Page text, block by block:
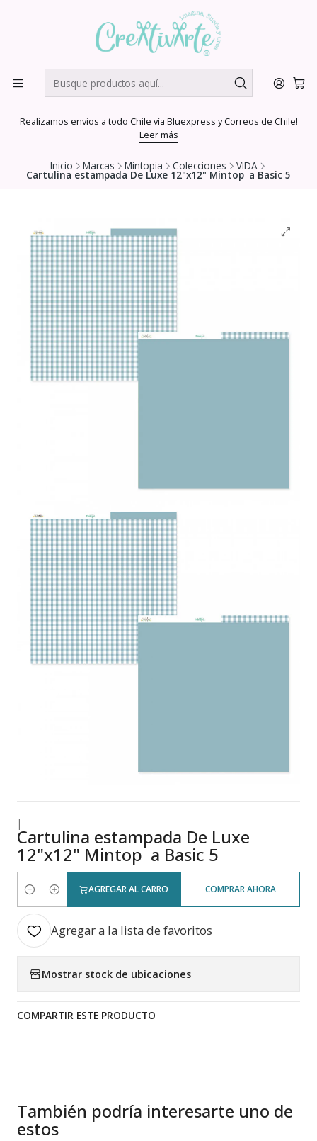
Realizamos envios a todo Chile vía Bluexpress y Correos de Chile!
Leer más
Inicio Marcas Mintopia Colecciones VIDA
Cartulina estampada De Luxe 12"x12" Mintop a Basic 5
|
Cartulina estampada De Luxe
12"x12" Mintop a Basic 5
Cantidad
AGREGAR AL CARRO COMPRAR AHORA
Agregar a la lista de favoritos
Mostrar stock de ubicaciones
COMPARTIR ESTE PRODUCTO
También podría interesarte uno de
estos